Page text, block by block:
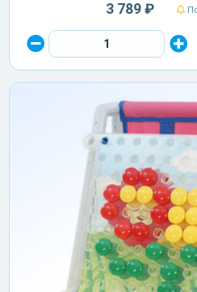
3 789 ₽